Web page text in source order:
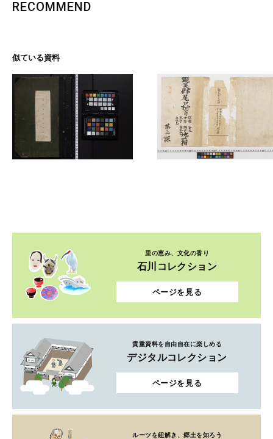
RECOMMEND
似ている資料
里の恵み、文化の香り
石川コレクション
ページを見る
貴重資料を自由自在に楽しめる
デジタルコレクション
ページを見る
ルーツを紐解き、郷土を知ろう